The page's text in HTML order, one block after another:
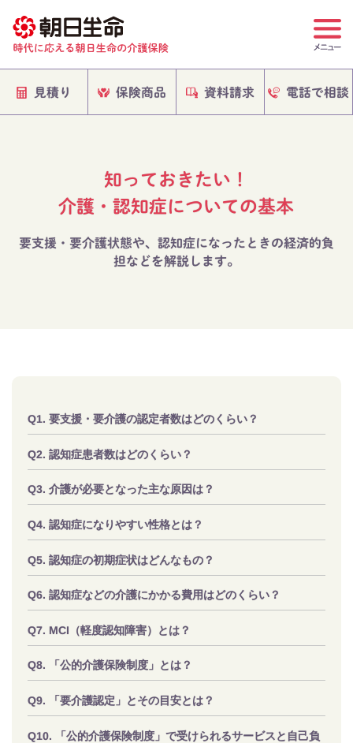
見積り 保険商品 資料請求 電話で相談
要支援・要介護状態や、認知症になったときの経済的負
担などを解説します。
知っておきたい！
介護・認知症についての基本
要支援・要介護の認定者数はどのくらい？
認知症患者数はどのくらい？
介護が必要となった主な原因は？
認知症になりやすい性格とは？
認知症の初期症状はどんなもの？
認知症などの介護にかかる費用はどのくらい？
MCI（軽度認知障害）とは？
「公的介護保険制度」とは？
「要介護認定」とその目安とは？
「公的介護保険制度」で受けられるサービスと自己負